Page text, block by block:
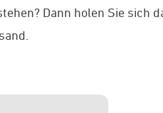
Dann holen Sie